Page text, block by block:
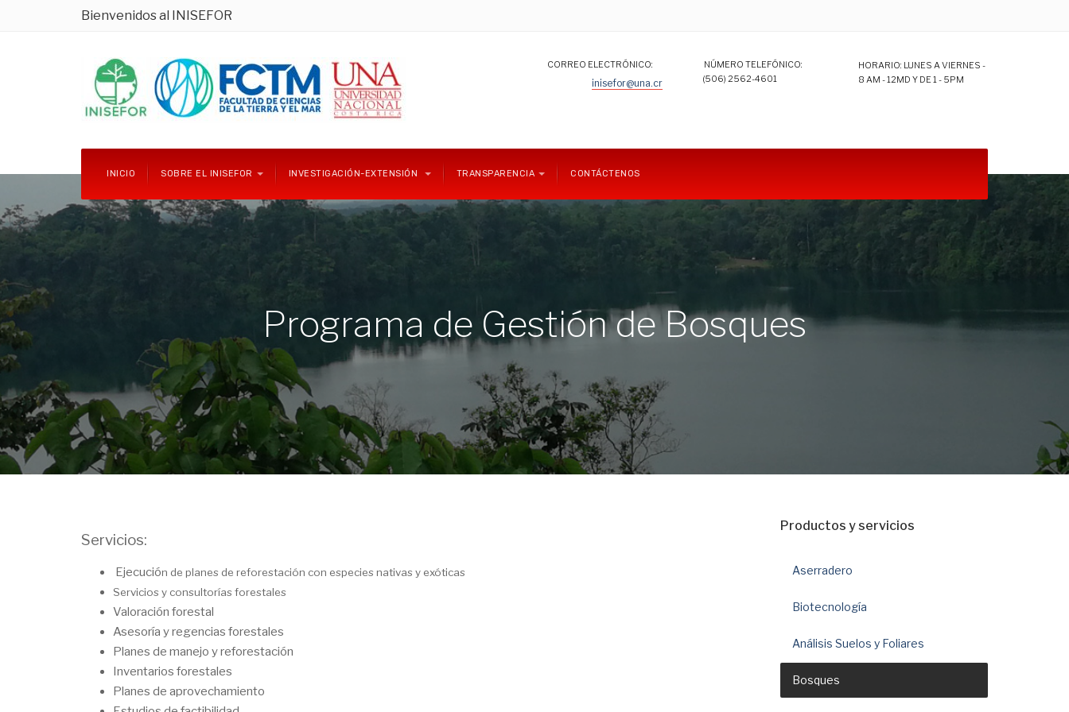
Bienvenidos al INISEFOR
CORREO ELECTRÓNICO:
inisefor@una.cr
NÚMERO TELEFÓNICO:
(506) 2562-4601
HORARIO: LUNES A VIERNES -
8 AM - 12MD Y DE 1 - 5PM
INICIO SOBRE EL INISEFOR INVESTIGACIÓN-EXTENSIÓN TRANSPARENCIA CONTÁCTENOS
Programa de Gestión de Bosques
Servicios:
Ejecución de planes de reforestación con especies nativas y exóticas
Servicios y consultorías forestales
Valoración forestal
Asesoría y regencias forestales
Planes de manejo y reforestación
Inventarios forestales
Planes de aprovechamiento
Productos y servicios
Aserradero
Biotecnología
Análisis Suelos y Foliares
Bosques